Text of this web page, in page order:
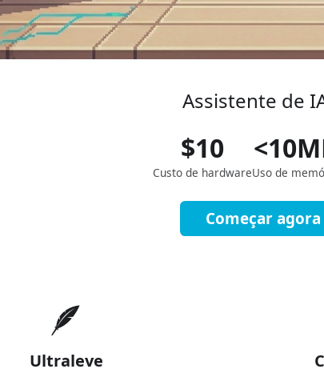
Assistente de
$10
Custo de hardwareUso de
Começar agora
🪶
Ultraleve